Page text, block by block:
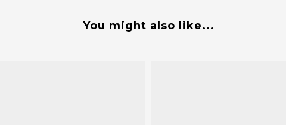
You might also like...